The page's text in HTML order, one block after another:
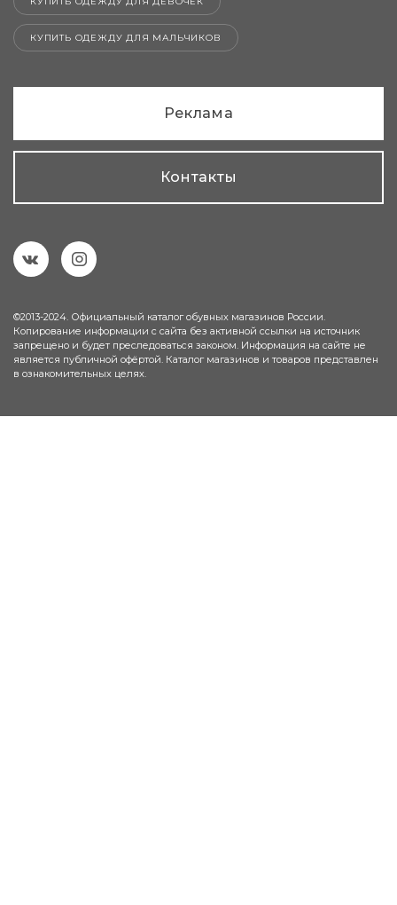
КУПИТЬ ОДЕЖДУ ДЛЯ МАЛЬЧИКОВ
Реклама
Контакты
©2013-2024. Официальный каталог обувных магазинов России.
Копирование информации с сайта без активной ссылки на источник
запрещено и будет преследоваться законом. Информация на сайте не
является публичной офёртой. Каталог магазинов и товаров представлен
в ознакомительных целях.